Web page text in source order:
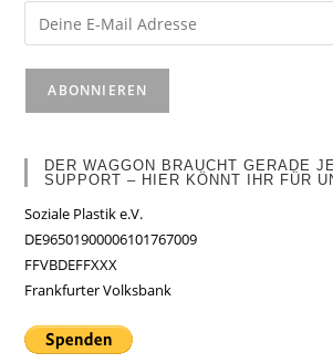
DER WAGGON BRAUCHT GERADE
SUPPORT – HIER KÖNNT IHR FÜR
Soziale Plastik e.V.
DE96501900006101767009
FFVBDEFFXXX
Frankfurter Volksbank